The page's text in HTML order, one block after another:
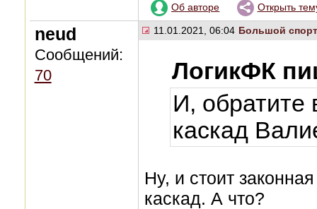
Об авторе Открыть
neud
Сообщений:
70
11.01.2021, 06:04 Большой
ЛогикФК
И, обратите
каскад
Ну, и стоит
каскад. А что?